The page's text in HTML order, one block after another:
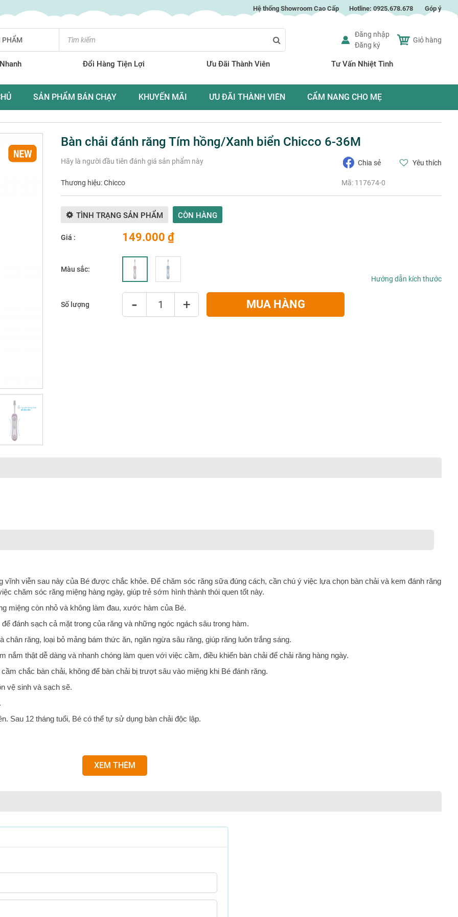
Hệ thống Showroom Cao Cấp Hotline: 0925.678.678 Góp ý
PHẨM
Search
Đăng nhập
Đăng ký
Giỏ hàng
Đổi Hàng Tiện Lợi Ưu Đãi Thành Viên Tư Vấn Nhiệt Tình
SẢN PHẨM BÁN CHẠY KHUYẾN MÃI ƯU ĐÃI THÀNH VIÊN CẨM NANG CHO MẸ
Bàn chải đánh răng Tím hồng/Xanh biển Chicco 6-36M
Hãy là người đầu tiên đánh giá sản phẩm này Chia sẻ Yêu thích
Thương hiệu:Chicco Mã: 117674-0
TÌNH TRẠNG SẢN PHẨM CÒN HÀNG
Giá : 149.000 ₫
Màu sắc
Hướng dẫn kích thước
Số lượng - + MUA HÀNG
viễn sau này của Bé được chắc khỏe. Để chăm sóc răng sữa đúng cách, cần chú ý việc lựa chọn bàn chải và kem đánh răng
chăm sóc răng miệng hàng ngày, giúp trẻ sớm hình thành thói quen tốt này.
miệng còn nhỏ và không làm đau, xước hàm của Bé.
đánh sạch cả mặt trong của răng và những ngóc ngách sâu trong hàm.
răng, loại bỏ mảng bám thức ăn, ngăn ngừa sâu răng, giúp răng luôn trắng sáng.
nắm thật dễ dàng và nhanh chóng làm quen với việc cầm, điều khiển bàn chải để chải răng hàng ngày.
chắc bàn chải, không để bàn chải bị trượt sâu vào miệng khi Bé đánh răng.
vệ sinh và sạch sẽ.
Sau 12 tháng tuổi, Bé có thể tự sử dụng bàn chải độc lập.
XEM THÊM